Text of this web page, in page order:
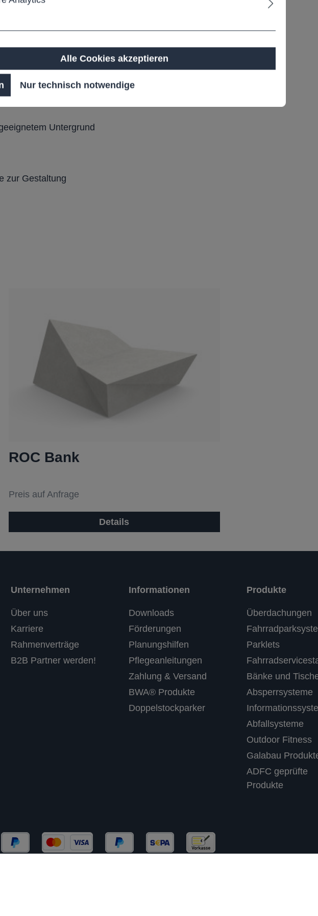
Alterung und
Untergrund
zur Gestaltung
ROC Bank
Preis auf Anfrage
Details
Unternehmen
Über uns
Karriere
Rahmenverträge
B2B Partner werden!
Informationen
Downloads
Förderungen
Planungshilfen
Pflegeanleitungen
Zahlung & Versand
BWA® Produkte
Doppelstockparker
Produkte
Überdachungen
Parklets
Bänke und
Absperrsysteme
Abfallsysteme
Outdoor Fitness
Galabau
ADFC geprüfte
Produkte
Alle Cookies akzeptieren
Nur technisch notwendige